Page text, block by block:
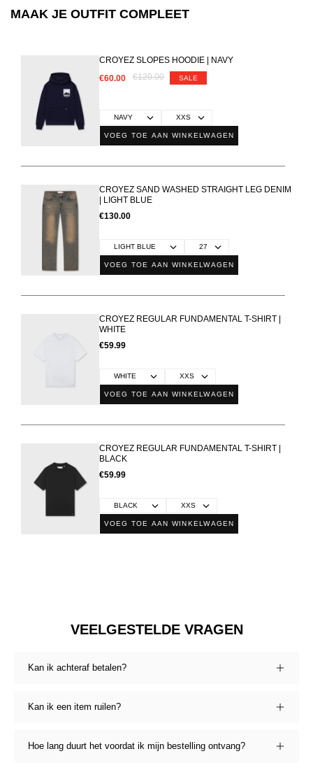
MAAK JE OUTFIT COMPLEET
CROYEZ SLOPES HOODIE | NAVY
€60.00
€120.00 SALE
VOEG TOE AAN WINKELWAGEN
CROYEZ SAND WASHED STRAIGHT LEG DENIM
| LIGHT BLUE
€130.00
VOEG TOE AAN WINKELWAGEN
CROYEZ REGULAR FUNDAMENTAL T-SHIRT |
WHITE
€59.99
VOEG TOE AAN WINKELWAGEN
CROYEZ REGULAR FUNDAMENTAL T-SHIRT |
BLACK
€59.99
VOEG TOE AAN WINKELWAGEN
VEELGESTELDE VRAGEN
Kan ik achteraf betalen?
Kan ik een item ruilen?
Hoe lang duurt het voordat ik mijn bestelling ontvang?